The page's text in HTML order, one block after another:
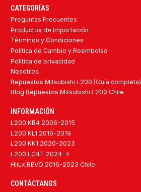
CATEGORÍAS
Preguntas Frecuentes
Productos de Importación
Términos y Condiciones
Política de Cambio y Reembolso
Política de privacidad
Nosotros
Repuestos Mitsubishi L200 (Guía completa)
Blog Repuestos Mitsubishi L200 Chile
INFORMACIÓN
L200 KB4 2006-2015
L200 KL1 2016-2019
L200 KK1 2020-2023
L200 LC4T 2024 ->
Hilux REVO 2016-2023 Chile
CONTÁCTANOS